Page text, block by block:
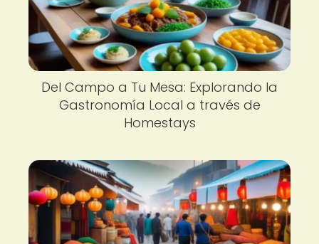
Del Campo a Tu Mesa: Explorando la
Gastronomía Local a través de
Homestays